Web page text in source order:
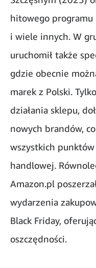
hitowego programu
i wiele innych. W
uruchomił także
gdzie obecnie
marek z Polski.
działania sklepu,
nowych brandów,
wszystkich
handlowej.
Amazon.pl
wydarzenia
Black Friday,
oszczędności.